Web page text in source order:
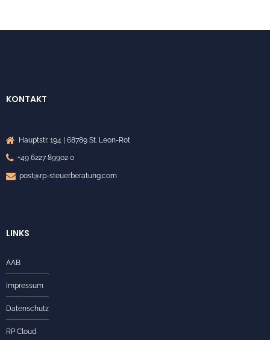
KONTAKT
Hauptstr. 194 | 68789 St. Leon-Rot
+49 6227 89902 0
post@rp-steuerberatung.com
LINKS
AAB
Impressum
Datenschutz
RP Cloud